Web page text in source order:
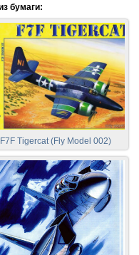
бумаги:
F7F Tigercat (Fly Model 002)